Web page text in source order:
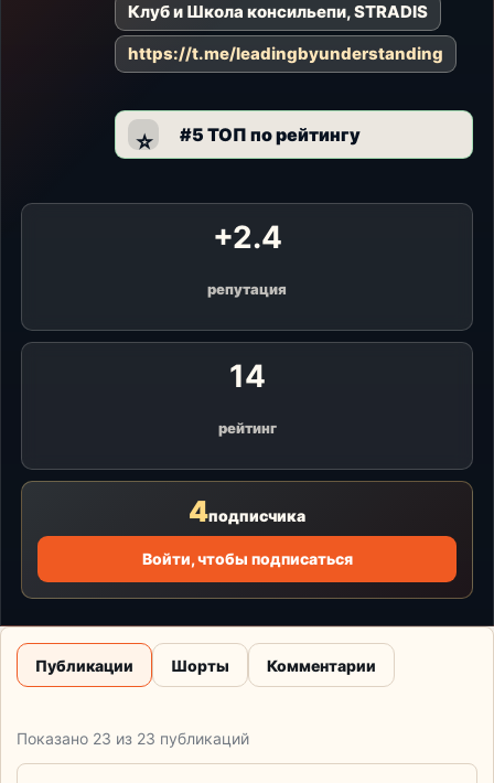
Клуб и Школа консильепи, STRADIS
https://t.me/leadingbyunderstanding
⭐ #5 ТОП по рейтингу
+2.4
репутация
14
рейтинг
4подписчика
Войти, чтобы подписаться
Публикации Шорты Комментарии
Показано 23 из 23 публикаций